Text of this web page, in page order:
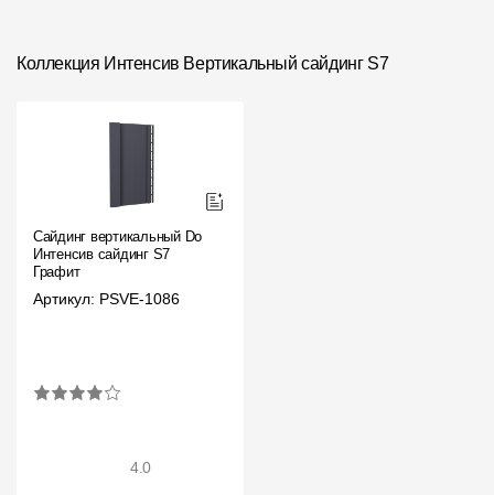
Коллекция Интенсив Вертикальный сайдинг S7
Сайдинг вертикальный Docke
Интенсив сайдинг S7
Графит
Артикул: PSVE-1086
4.0